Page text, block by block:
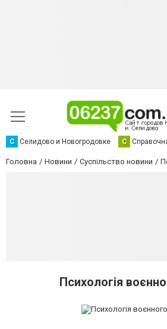
С Селидово и Новогродовке С
Головна Новини Суспільство новини
Психологія